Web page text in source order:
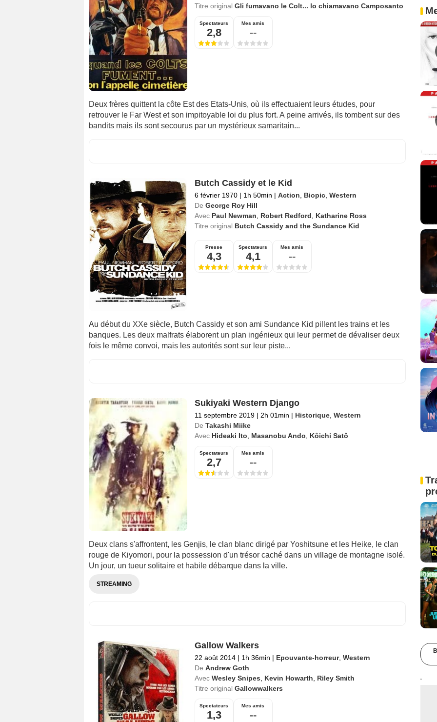
Titre original Gli fumavano le Colt... lo chiamavano Camposanto
Spectateurs
2,8
Mes amis
--
Deux frères quittent la côte Est des Etats-Unis, où ils effectuaient leurs études, pour
retrouver le Far West et son impitoyable loi du plus fort. A peine arrivés, ils tombent sur des
bandits mais ils sont secourus par un mystérieux samaritain...
Butch Cassidy et le Kid
6 février 1970 | 1h 50min | Action Biopic, Western
De George Roy Hill
Avec Paul Newman Robert Redford
Katharine Ross
Titre original Butch Cassidy and the Sundance Kid
Presse
4,3
Spectateurs
4,1
Mes amis
--
Au début du XXe siècle, Butch Cassidy et son ami Sundance Kid pillent les trains et les
banques. Les deux malfrats élaborent un plan ingénieux qui leur permet de dévaliser deux
fois le même convoi, mais les autorités sont sur leur piste...
Sukiyaki Western Django
11 septembre 2019 | 2h 01min | Historique, Western
De Takashi Miike
Avec Hideaki Ito Masanobu Ando Kôichi Satô
Spectateurs
2,7
Mes amis
--
Deux clans s'affrontent, les Genjis, le clan blanc dirigé par Yoshitsune et les Heike, le clan
rouge de Kiyomori, pour la possession d'un trésor caché dans un village de montagne isolé.
Un jour, un tueur solitaire et habile débarque dans la ville.
STREAMING
Gallow Walkers
22 août 2014 | 1h 36min | Epouvante-horreur, Western
De Andrew Goth
Avec Wesley Snipes Kevin Howarth
Riley Smith
Titre original Gallowwalkers
Spectateurs
1,3
Mes amis
--
'